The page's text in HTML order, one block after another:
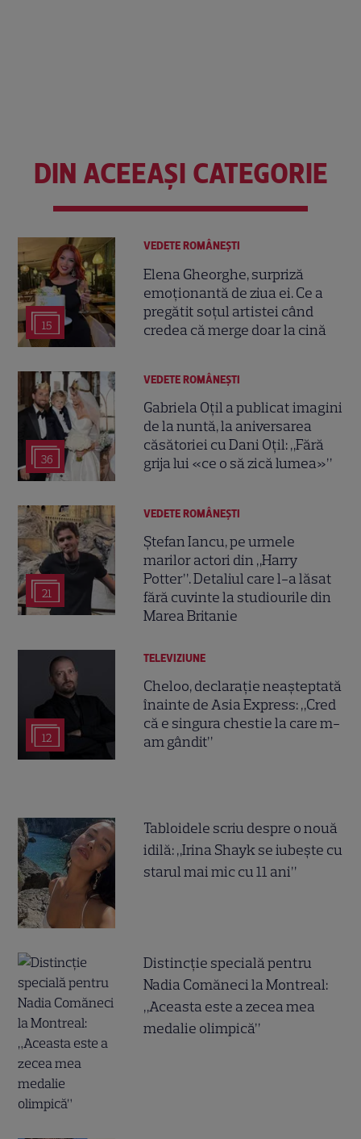
DIN ACEEAȘI CATEGORIE
15
VEDETE ROMÂNEŞTI
Elena Gheorghe, surpriză
emoționantă de ziua ei. Ce a
pregătit soțul artistei când
credea că merge doar la cină
36
VEDETE ROMÂNEŞTI
Gabriela Oțil a publicat imagini
de la nuntă, la aniversarea
căsătoriei cu Dani Oțil: „Fără
grija lui «ce o să zică lumea»”
21
VEDETE ROMÂNEŞTI
Ștefan Iancu, pe urmele
marilor actori din „Harry
Potter”. Detaliul care l-a lăsat
fără cuvinte la studiourile din
Marea Britanie
12
TELEVIZIUNE
Cheloo, declarație neașteptată
înainte de Asia Express: „Cred
că e singura chestie la care m-
am gândit”
Tabloidele scriu despre o nouă
idilă: „Irina Shayk se iubește cu
starul mai mic cu 11 ani”
Distincție specială pentru
Nadia Comăneci la Montreal:
„Aceasta este a zecea mea
medalie olimpică”